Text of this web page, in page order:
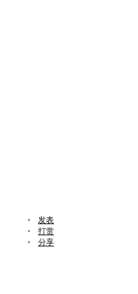
发表
打赏
分享